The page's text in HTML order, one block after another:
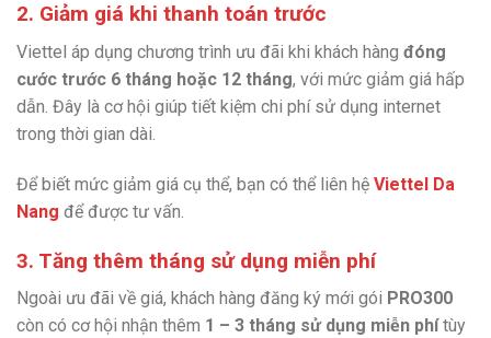
2. Giảm giá khi thanh toán trước
Viettel áp dụng chương trình ưu đãi khi khách hàng đóng
cước trước 6 tháng hoặc 12 tháng, với mức giảm giá hấp
dẫn. Đây là cơ hội giúp tiết kiệm chi phí sử dụng internet
trong thời gian dài.
Để biết mức giảm giá cụ thể, bạn có thể liên hệ Viettel Da
Nang để được tư vấn.
3. Tăng thêm tháng sử dụng miễn phí
Ngoài ưu đãi về giá, khách hàng đăng ký mới gói PRO300
còn có cơ hội nhận thêm 1 – 3 tháng sử dụng miễn phítùy